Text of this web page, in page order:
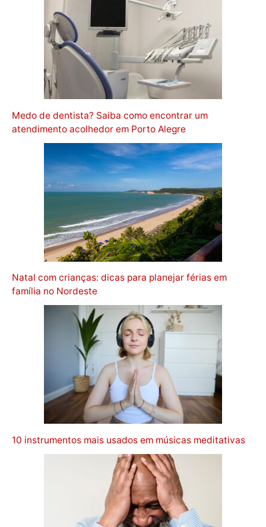
Medo de dentista? Saiba como encontrar um
atendimento acolhedor em Porto Alegre
Natal com crianças: dicas para planejar férias em
família no Nordeste
10 instrumentos mais usados em músicas meditativas